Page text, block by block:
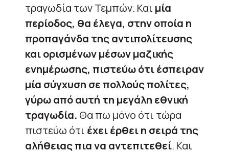
τραγωδία των Τεμπών. Και μία
περίοδος, θα έλεγα, στην οποία η
προπαγάνδα της αντιπολίτευσης
και ορισμένων μέσων μαζικής
ενημέρωσης, πιστεύω ότι έσπειραν
μία σύγχυση σε πολλούς πολίτες,
γύρω από αυτή τη μεγάλη εθνική
τραγωδία. Θα πω μόνο ότι τώρα
πιστεύω ότι έχει έρθει η σειρά της
αλήθειας πια να αντεπιτεθεί. Και